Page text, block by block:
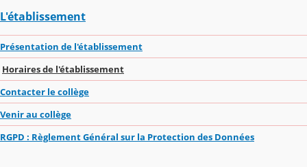
L'établissement
Présentation de l'établissement
Horaires de l'établissement
Contacter le collège
Venir au collège
RGPD : Règlement Général sur la Protection des Données